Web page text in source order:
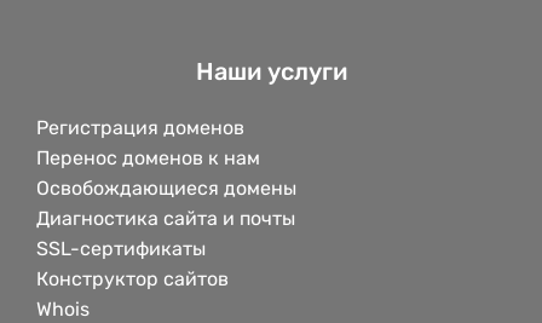
Наши услуги
Регистрация доменов
Перенос доменов к нам
Освобождающиеся домены
Диагностика сайта и почты
SSL-сертификаты
Конструктор сайтов
Whois